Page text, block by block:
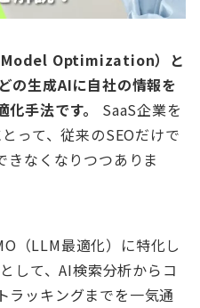
Optimization）と
生成AIに自社の情報を
手法です。
SaaS企業を
って、従来のSEOだけで
きなくなりつつありま
（LLM最適化）に特化し
して、AI検索分析からコ
ラッキングまでを一気通